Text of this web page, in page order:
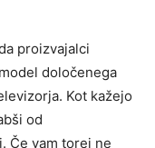
proizvajalci
določenega
Kot kažejo
od
Če vam torej ne